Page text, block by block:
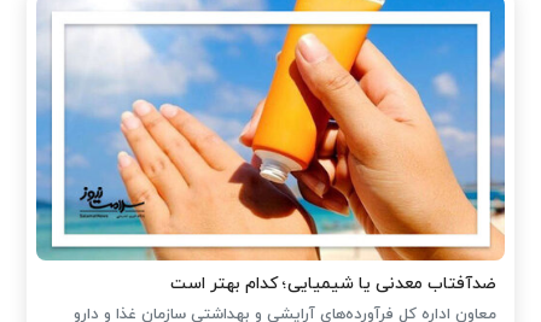
ضدآفتاب‌ معدنی یا شیمیایی؛ کدام بهتر است
معاون اداره کل فرآورده‌های آرایشی و بهداشتی سازمان غذا و دارو